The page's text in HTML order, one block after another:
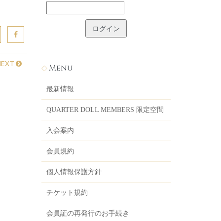
Menu
最新情報
QUARTER DOLL MEMBERS 限定空間
入会案内
会員規約
個人情報保護方針
チケット規約
会員証の再発行のお手続き